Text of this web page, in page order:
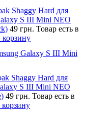
Shaggy Hard для
S III Mini NEO
49 грн. Товар есть в
Galaxy S III Mini
Shaggy Hard для
S III Mini NEO
49 грн. Товар есть в